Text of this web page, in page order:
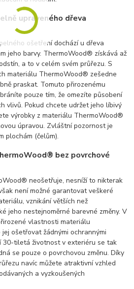
upraveného dřeva
ošetření dochází u dřeva
jeho barvy. ThermoWood® získává až
a to v celém svém průřezu. S
materiálu ThermoWood® zešedne
praskat. Tomuto přirozenému
pouze tím, že omezíte působení
vlivů. Pokud chcete udržet jeho líbivý
výrobky z materiálu ThermoWood®
úpravou. Zvláštní pozornost je
plochám (čelům).
bez povrchové
neošetřuje, nesníží to nikterak
není možné garantovat veškeré
vznikání větších než
jeho nestejnoměrné barevné změny. V
vlastnosti materiálu
ošetřovat žádnými ochrannými
30-tiletá životnost v exteriéru se tak
se pouze o povrchovou změnu. Díky
navíc můžete atraktivní vzhled
a vyzkoušených